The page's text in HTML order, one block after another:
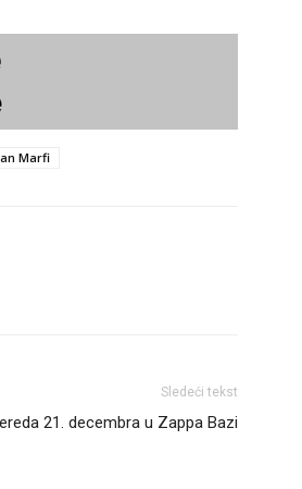
Marfi
Sledeći tekst
21. decembra u Zappa Bazi